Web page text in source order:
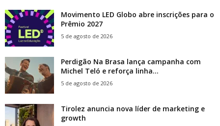
Movimento LED Globo abre inscrições para o
Prêmio 2027
5 de agosto de 2026
Perdigão Na Brasa lança campanha com
Michel Teló e reforça linha...
5 de agosto de 2026
Tirolez anuncia nova líder de marketing e
growth